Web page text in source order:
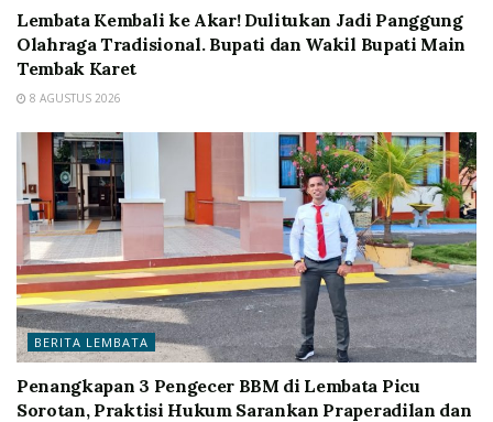
Lembata Kembali ke Akar! Dulitukan Jadi Panggung
Olahraga Tradisional. Bupati dan Wakil Bupati Main
Tembak Karet
8 AGUSTUS 2026
BERITA LEMBATA
Penangkapan 3 Pengecer BBM di Lembata Picu
Sorotan, Praktisi Hukum Sarankan Praperadilan dan